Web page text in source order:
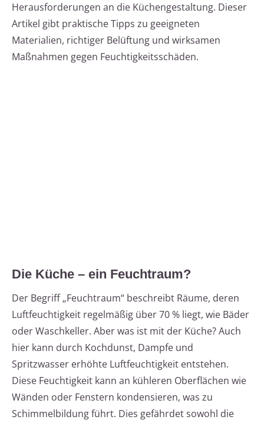
Herausforderungen an die Küchengestaltung. Dieser
Artikel gibt praktische Tipps zu geeigneten
Materialien, richtiger Belüftung und wirksamen
Maßnahmen gegen Feuchtigkeitsschäden.
Die Küche – ein Feuchtraum?
Der Begriff „Feuchtraum“ beschreibt Räume, deren
Luftfeuchtigkeit regelmäßig über 70 % liegt, wie Bäder
oder Waschkeller. Aber was ist mit der Küche? Auch
hier kann durch Kochdunst, Dampfe und
Spritzwasser erhöhte Luftfeuchtigkeit entstehen.
Diese Feuchtigkeit kann an kühleren Oberflächen wie
Wänden oder Fenstern kondensieren, was zu
Schimmelbildung führt. Dies gefährdet sowohl die